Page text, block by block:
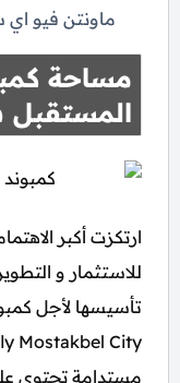
ماونتن فيو اي
مساحة
ارتكزت أكبر
مستدامة تحتوي